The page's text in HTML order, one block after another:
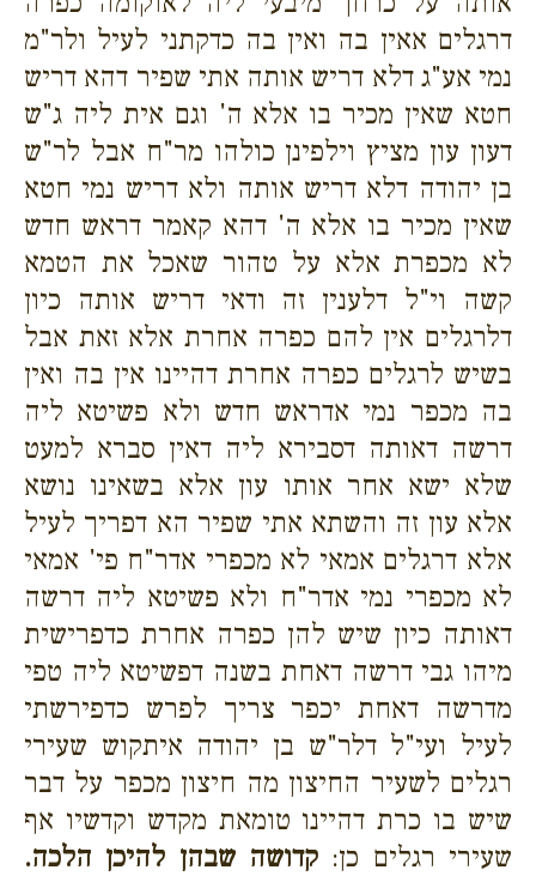
דרגלים אאין בה ואין בה כדקתני לעיל ולר"מ
נמי אע"ג דלא דריש אותה אתי שפיר דהא דריש
חטא שאין מכיר בו אלא ה' וגם אית ליה ג"ש
דעון עון מציץ וילפינן כולהו מר"ח אבל לר"ש
בן יהודה דלא דריש אותה ולא דריש נמי חטא
שאין מכיר בו אלא ה' דהא קאמר דראש חדש
לא מכפרת אלא על טהור שאכל את הטמא
קשה וי"ל דלענין זה ודאי דריש אותה כיון
דלרגלים אין להם כפרה אחרת אלא זאת אבל
בשיש לרגלים כפרה אחרת דהיינו אין בה ואין
בה מכפר נמי אדראש חדש ולא פשיטא ליה
דרשה דאותה דסבירא ליה דאין סברא למעט
שלא ישא אחר אותו עון אלא בשאינו נושא
אלא עון זה והשתא אתי שפיר הא דפריך לעיל
אלא דרגלים אמאי לא מכפרי אדר"ח פי' אמאי
לא מכפרי נמי אדר"ח ולא פשיטא ליה דרשה
דאותה כיון שיש להן כפרה אחרת כדפרישית
מיהו גבי דרשה דאחת בשנה דפשיטא ליה טפי
מדרשה דאחת יכפר צריך לפרש כדפירשתי
לעיל ועי"ל דלר"ש בן יהודה איתקוש שעירי
רגלים לשעיר החיצון מה חיצון מכפר על דבר
שיש בו כרת דהיינו טומאת מקדש וקדשיו אף
שעירי רגלים כן: קדושה שבהן להיכן הלכה.